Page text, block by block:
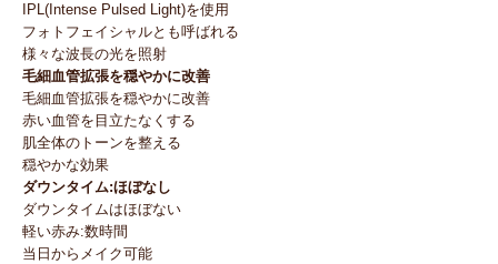
IPL(Intense Pulsed Light)を使用
フォトフェイシャルとも呼ばれる
様々な波長の光を照射
毛細血管拡張を穏やかに改善
毛細血管拡張を穏やかに改善
赤い血管を目立たなくする
肌全体のトーンを整える
穏やかな効果
ダウンタイム:ほぼなし
ダウンタイムはほぼない
軽い赤み:数時間
当日からメイク可能